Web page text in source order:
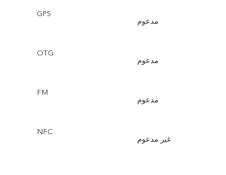
GPS
مدعوم
OTG
مدعوم
FM
مدعوم
NFC
غير مدعوم